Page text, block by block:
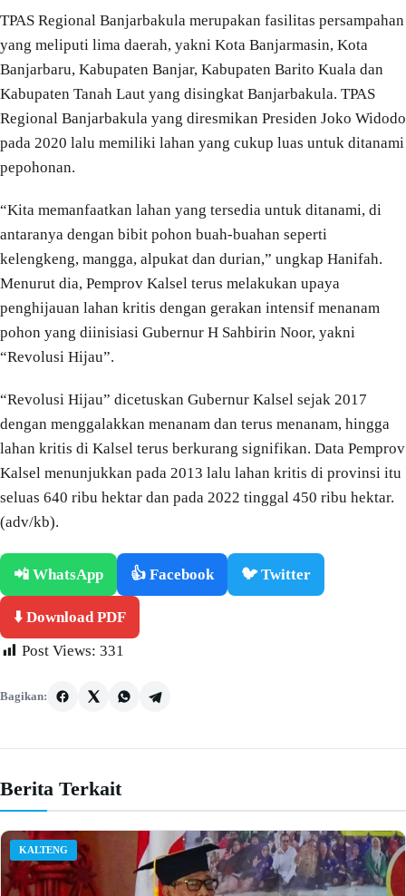
TPAS Regional Banjarbakula merupakan fasilitas persampahan
yang meliputi lima daerah, yakni Kota Banjarmasin, Kota
Banjarbaru, Kabupaten Banjar, Kabupaten Barito Kuala dan
Kabupaten Tanah Laut yang disingkat Banjarbakula. TPAS
Regional Banjarbakula yang diresmikan Presiden Joko Widodo
pada 2020 lalu memiliki lahan yang cukup luas untuk ditanami
pepohonan.
“Kita memanfaatkan lahan yang tersedia untuk ditanami, di
antaranya dengan bibit pohon buah-buahan seperti
kelengkeng, mangga, alpukat dan durian,” ungkap Hanifah.
Menurut dia, Pemprov Kalsel terus melakukan upaya
penghijauan lahan kritis dengan gerakan intensif menanam
pohon yang diinisiasi Gubernur H Sahbirin Noor, yakni
“Revolusi Hijau”.
“Revolusi Hijau” dicetuskan Gubernur Kalsel sejak 2017
dengan menggalakkan menanam dan terus menanam, hingga
lahan kritis di Kalsel terus berkurang signifikan. Data Pemprov
Kalsel menunjukkan pada 2013 lalu lahan kritis di provinsi itu
seluas 640 ribu hektar dan pada 2022 tinggal 450 ribu hektar.
(adv/kb).
📲 WhatsApp 👍 Facebook 🐦 Twitter
⬇️ Download PDF
Post Views: 331
Bagikan:
Berita Terkait
KALTENG